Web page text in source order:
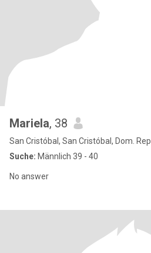
Mariela, 38
San Cristóbal, San Cristóbal, Dom. Rep.
Suche: Männlich 39 - 40
No answer